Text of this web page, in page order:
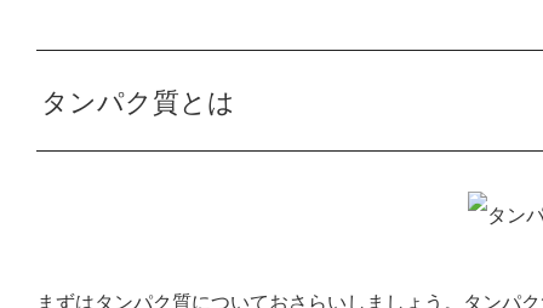
タンパク質とは
まずはタンパク質についておさらいしましょう。タンパ